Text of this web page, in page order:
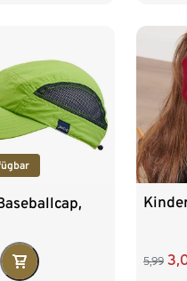
5,99